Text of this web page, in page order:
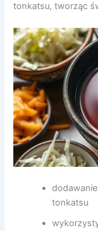
tonkatsu, tworząc
tonkatsu